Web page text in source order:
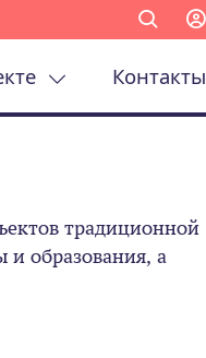
Контакты
традиционной
образования, а